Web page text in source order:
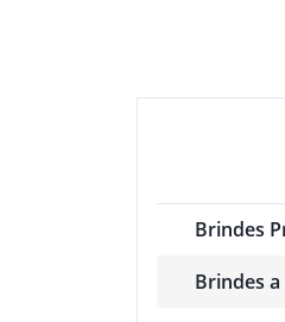
Brindes
Brindes